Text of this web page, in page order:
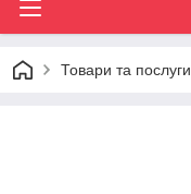
Товари та послуги